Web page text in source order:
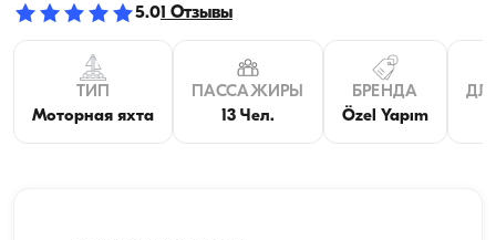
5.01 Отзывы
ТИП
Моторная яхта
ПАССАЖИРЫ
13 Чел.
БРЕНДА
Özel Yapım